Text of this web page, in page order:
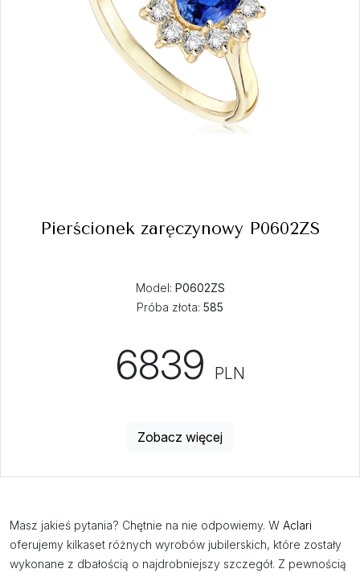
Pierścionek zaręczynowy P0602ZS
Model: P0602ZS
Próba złota: 585
6839 PLN
Zobacz więcej
Masz jakieś pytania? Chętnie na nie odpowiemy. W Aclari
oferujemy kilkaset różnych wyrobów jubilerskich, które zostały
wykonane z dbałością o najdrobniejszy szczegół. Z pewnością